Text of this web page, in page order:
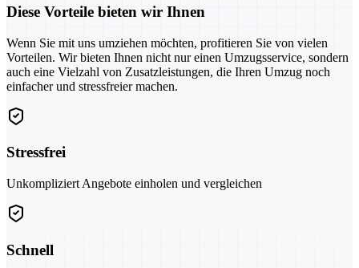
Diese Vorteile bieten wir Ihnen
Wenn Sie mit uns umziehen möchten, profitieren Sie von vielen
Vorteilen. Wir bieten Ihnen nicht nur einen Umzugsservice, sondern
auch eine Vielzahl von Zusatzleistungen, die Ihren Umzug noch
einfacher und stressfreier machen.
Stressfrei
Unkompliziert Angebote einholen und vergleichen
Schnell